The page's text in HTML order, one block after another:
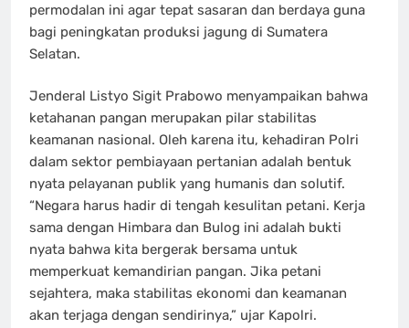
permodalan ini agar tepat sasaran dan berdaya guna
bagi peningkatan produksi jagung di Sumatera
Selatan.
Jenderal Listyo Sigit Prabowo menyampaikan bahwa
ketahanan pangan merupakan pilar stabilitas
keamanan nasional. Oleh karena itu, kehadiran Polri
dalam sektor pembiayaan pertanian adalah bentuk
nyata pelayanan publik yang humanis dan solutif.
“Negara harus hadir di tengah kesulitan petani. Kerja
sama dengan Himbara dan Bulog ini adalah bukti
nyata bahwa kita bergerak bersama untuk
memperkuat kemandirian pangan. Jika petani
sejahtera, maka stabilitas ekonomi dan keamanan
akan terjaga dengan sendirinya,” ujar Kapolri.